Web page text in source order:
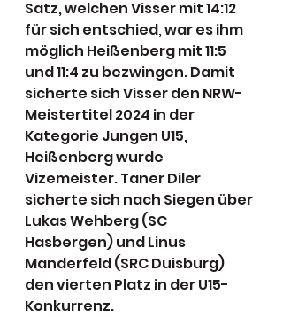
Satz, welchen Visser mit 14:12
für sich entschied, war es ihm
möglich Heißenberg mit 11:5
und 11:4 zu bezwingen. Damit
sicherte sich Visser den NRW-
Meistertitel 2024 in der
Kategorie Jungen U15,
Heißenberg wurde
Vizemeister. Taner Diler
sicherte sich nach Siegen über
Lukas Wehberg (SC
Hasbergen) und Linus
Manderfeld (SRC Duisburg)
den vierten Platz in der U15-
Konkurrenz.